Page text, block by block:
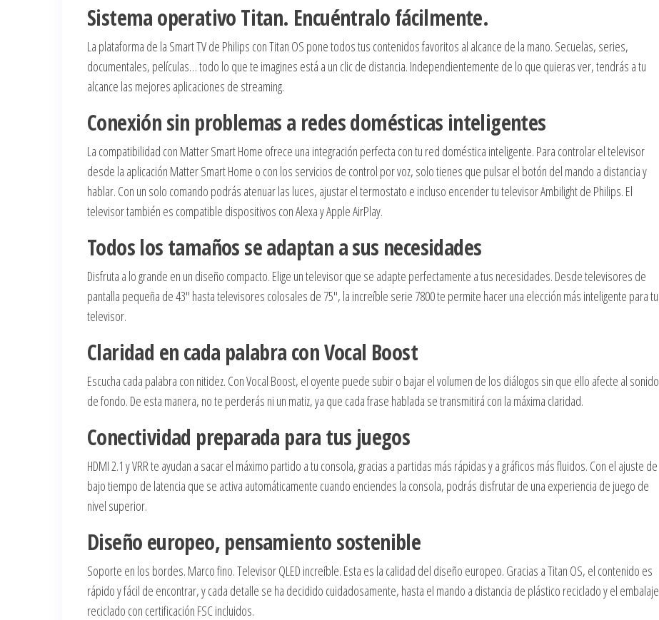
Sistema operativo Titan. Encuéntralo fácilmente.
La plataforma de la Smart TV de Philips con Titan OS pone todos tus contenidos favoritos al alcance de la mano. Secuelas, series,
documentales, películas… todo lo que te imagines está a un clic de distancia. Independientemente de lo que quieras ver, tendrás a tu
alcance las mejores aplicaciones de streaming.
Conexión sin problemas a redes domésticas inteligentes
La compatibilidad con Matter Smart Home ofrece una integración perfecta con tu red doméstica inteligente. Para controlar el televisor
desde la aplicación Matter Smart Home o con los servicios de control por voz, solo tienes que pulsar el botón del mando a distancia y
hablar. Con un solo comando podrás atenuar las luces, ajustar el termostato e incluso encender tu televisor Ambilight de Philips. El
televisor también es compatible dispositivos con Alexa y Apple AirPlay.
Todos los tamaños se adaptan a sus necesidades
Disfruta a lo grande en un diseño compacto. Elige un televisor que se adapte perfectamente a tus necesidades. Desde televisores de
pantalla pequeña de 43″ hasta televisores colosales de 75″, la increíble serie 7800 te permite hacer una elección más inteligente para tu
televisor.
Claridad en cada palabra con Vocal Boost
Escucha cada palabra con nitidez. Con Vocal Boost, el oyente puede subir o bajar el volumen de los diálogos sin que ello afecte al sonido
de fondo. De esta manera, no te perderás ni un matiz, ya que cada frase hablada se transmitirá con la máxima claridad.
Conectividad preparada para tus juegos
HDMI 2.1 y VRR te ayudan a sacar el máximo partido a tu consola, gracias a partidas más rápidas y a gráficos más fluidos. Con el ajuste de
bajo tiempo de latencia que se activa automáticamente cuando enciendes la consola, podrás disfrutar de una experiencia de juego de
nivel superior.
Diseño europeo, pensamiento sostenible
Soporte en los bordes. Marco fino. Televisor QLED increíble. Esta es la calidad del diseño europeo. Gracias a Titan OS, el contenido es
rápido y fácil de encontrar, y cada detalle se ha decidido cuidadosamente, hasta el mando a distancia de plástico reciclado y el embalaje
reciclado con certificación FSC incluidos.